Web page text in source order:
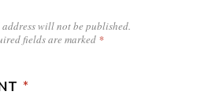
address will not be published.
fields are marked *
*